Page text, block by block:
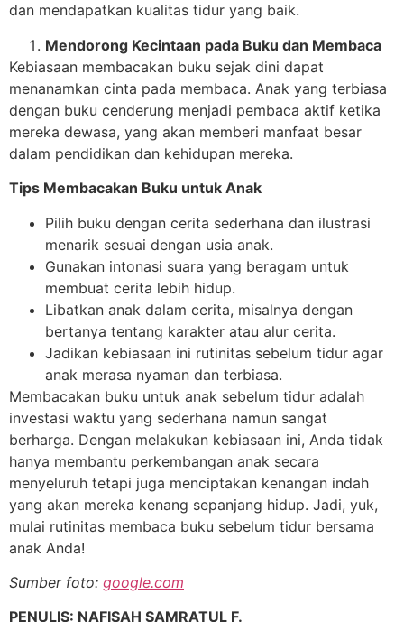
dan mendapatkan kualitas tidur yang baik.
Mendorong Kecintaan pada Buku dan Membaca
Kebiasaan membacakan buku sejak dini dapat
menanamkan cinta pada membaca. Anak yang terbiasa
dengan buku cenderung menjadi pembaca aktif ketika
mereka dewasa, yang akan memberi manfaat besar
dalam pendidikan dan kehidupan mereka.
Tips Membacakan Buku untuk Anak
Pilih buku dengan cerita sederhana dan ilustrasi
menarik sesuai dengan usia anak.
Gunakan intonasi suara yang beragam untuk
membuat cerita lebih hidup.
Libatkan anak dalam cerita, misalnya dengan
bertanya tentang karakter atau alur cerita.
Jadikan kebiasaan ini rutinitas sebelum tidur agar
anak merasa nyaman dan terbiasa.
Membacakan buku untuk anak sebelum tidur adalah
investasi waktu yang sederhana namun sangat
berharga. Dengan melakukan kebiasaan ini, Anda tidak
hanya membantu perkembangan anak secara
menyeluruh tetapi juga menciptakan kenangan indah
yang akan mereka kenang sepanjang hidup. Jadi, yuk,
mulai rutinitas membaca buku sebelum tidur bersama
anak Anda!
Sumber foto: google.com
PENULIS: NAFISAH SAMRATUL F.